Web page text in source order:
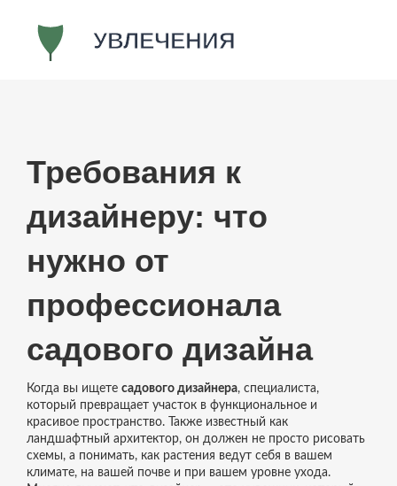
Требования к
дизайнеру: что
нужно от
профессионала
садового дизайна
Когда вы ищете садового дизайнера, специалиста,
который превращает участок в функциональное и
красивое пространство. Также известный как
ландшафтный архитектор, он должен не просто рисовать
схемы, а понимать, как растения ведут себя в вашем
климате, на вашей почве и при вашем уровне ухода.